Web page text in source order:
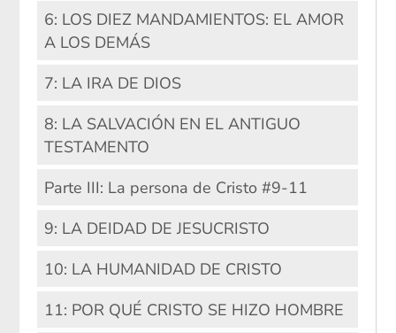
6: LOS DIEZ MANDAMIENTOS: EL AMOR
A LOS DEMÁS
7: LA IRA DE DIOS
8: LA SALVACIÓN EN EL ANTIGUO
TESTAMENTO
Parte III: La persona de Cristo #9-11
9: LA DEIDAD DE JESUCRISTO
10: LA HUMANIDAD DE CRISTO
11: POR QUÉ CRISTO SE HIZO HOMBRE